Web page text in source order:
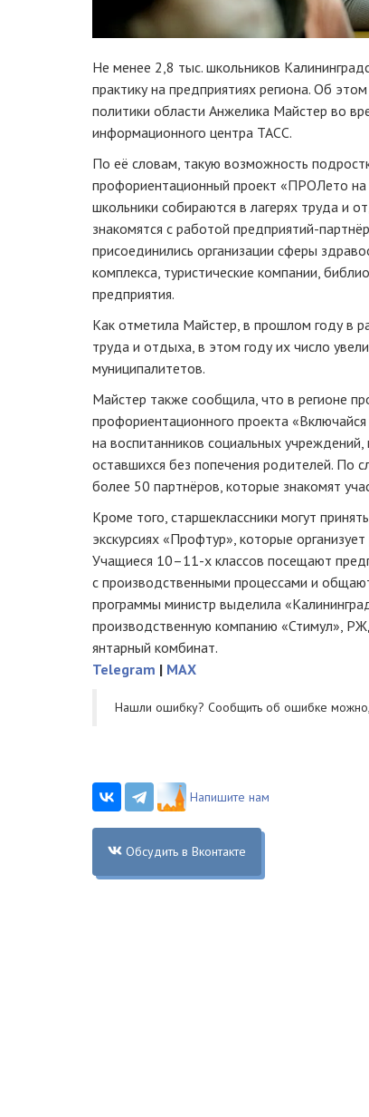
Не менее 2,8 тыс. школьников
практику на предприятиях региона. Об
политики области Анжелика Майстер во
информационного центра ТАСС.
По её словам, такую возможность
профориентационный проект «ПРОЛето на
школьники собираются в лагерях труда и
знакомятся с работой предприятий-
присоединились организации сферы
комплекса, туристические компании,
предприятия.
Как отметила Майстер, в прошлом году в
труда и отдыха, в этом году их число
муниципалитетов.
Майстер также сообщила, что в регионе
профориентационного проекта
на воспитанников социальных
оставшихся без попечения родителей. По
более 50 партнёров, которые знакомят
Кроме того, старшеклассники могут
экскурсиях «Профтур», которые
Учащиеся 10–11-х классов посещают
с производственными процессами и
программы министр выделила
производственную компанию «Стимул»,
янтарный комбинат.
Telegram | MAX
Нашли ошибку? Cообщить об ошибке
Напишите нам
Обсудить в Вконтакте